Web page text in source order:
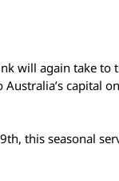
will again take
capital
this seasonal